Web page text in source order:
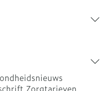
Zorgtarieven